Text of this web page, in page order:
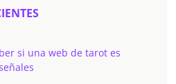
si una web de tarot es